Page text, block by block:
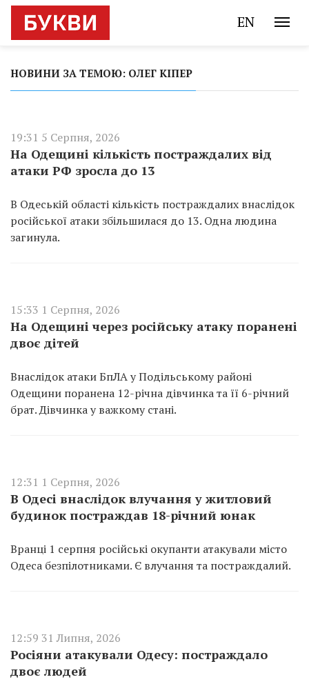
EN
НОВИНИ ЗА ТЕМОЮ: ОЛЕГ КІПЕР
19:31 5 Серпня, 2026
На Одещині кількість постраждалих від
атаки РФ зросла до 13
В Одеській області кількість постраждалих внаслідок
російської атаки збільшилася до 13. Одна людина
загинула.
15:33 1 Серпня, 2026
На Одещині через російську атаку поранені
двоє дітей
Внаслідок атаки БпЛА у Подільському районі
Одещини поранена 12-річна дівчинка та її 6-річний
брат. Дівчинка у важкому стані.
12:31 1 Серпня, 2026
В Одесі внаслідок влучання у житловий
будинок постраждав 18-річний юнак
Вранці 1 серпня російські окупанти атакували місто
Одеса безпілотниками. Є влучання та постраждалий.
12:59 31 Липня, 2026
Росіяни атакували Одесу: постраждало
двоє людей